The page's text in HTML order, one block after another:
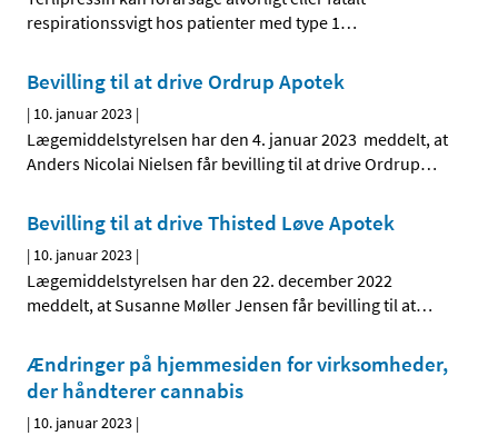
respirationssvigt hos patienter med type 1…
Bevilling til at drive Ordrup Apotek
| 10. januar 2023 |
Lægemiddelstyrelsen har den 4. januar 2023 meddelt, at
Anders Nicolai Nielsen får bevilling til at drive Ordrup…
Bevilling til at drive Thisted Løve Apotek
| 10. januar 2023 |
Lægemiddelstyrelsen har den 22. december 2022
meddelt, at Susanne Møller Jensen får bevilling til at…
Ændringer på hjemmesiden for virksomheder,
der håndterer cannabis
| 10. januar 2023 |